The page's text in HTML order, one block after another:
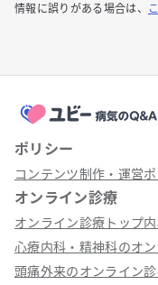
情報に誤りがある場合は、
ポリシー
コンテンツ制作・運営
オンライン診療
オンライン診療トップ
心療内科・精神科のオ
頭痛外来のオンライン